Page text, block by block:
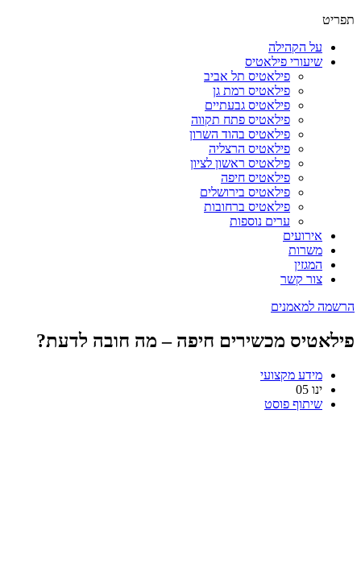
תפריט
על הקהילה
שיעורי פילאטיס
פילאטיס תל אביב
פילאטיס רמת גן
פילאטיס גבעתיים
פילאטיס פתח תקווה
פילאטיס בהוד השרון
פילאטיס הרצליה
פילאטיס ראשון לציון
פילאטיס חיפה
פילאטיס בירושלים
פילאטיס ברחובות
ערים נוספות
אירועים
משרות
המגזין
צור קשר
הרשמה למאמנים
פילאטיס מכשירים חיפה – מה חובה לדעת?
מידע מקצועי
ינו 05
שיתוף פוסט